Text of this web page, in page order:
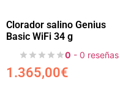
Clorador salino Genius
Basic WiFi 34 g
0 - 0 reseñas
1.365,00€